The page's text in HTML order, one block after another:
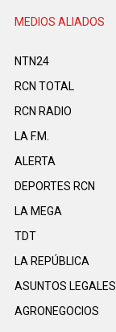
MEDIOS ALIADOS
NTN24
RCN TOTAL
RCN RADIO
LA F.M.
ALERTA
DEPORTES RCN
LA MEGA
TDT
LA REPÚBLICA
ASUNTOS LEGALES
AGRONEGOCIOS